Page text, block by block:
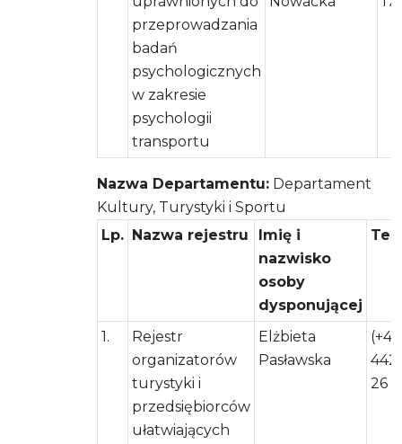
przeprowadzania
badań
psychologicznych
w zakresie
psychologii
transportu
Nazwa Departamentu: Departament
Kultury, Turystyki i Sportu
Lp. Nazwa rejestru
Imię i
nazwisko
osoby
dysponującej
1.
Rejestr
organizatorów
turystyki i
przedsiębiorców
ułatwiających
Elżbieta
Pasławska
442
26